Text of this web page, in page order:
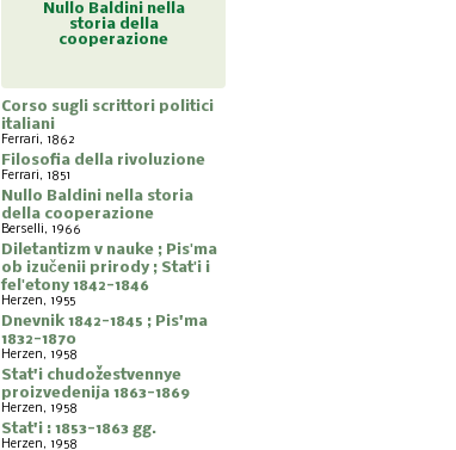
Diletantizm v nauke ;
Pisʹma ob izučenii
prirody ; Statʹi i
Corso sugli scrittori politici
italiani
Ferrari, 1862
Filosofia della rivoluzione
Ferrari, 1851
Nullo Baldini nella storia
della cooperazione
Berselli, 1966
Diletantizm v nauke ; Pisʹma
ob izučenii prirody ; Statʹi i
felʹetony 1842-1846
Herzen, 1955
Dnevnik 1842-1845 ; Pis'ma
1832-1870
Herzen, 1958
Stat'i chudožestvennye
proizvedenija 1863-1869
Herzen, 1958
Stat'i : 1853-1863 gg.
Herzen, 1958